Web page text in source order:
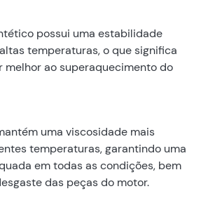
possui uma estabilidade
temperaturas, o que significa
melhor ao superaquecimento do
uma viscosidade mais
temperaturas, garantindo uma
em todas as condições, bem
das peças do motor.